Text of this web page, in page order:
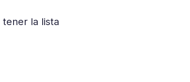
tener la lista